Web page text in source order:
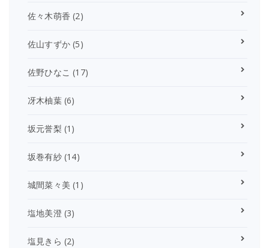
佐々木萌香 (2)
佐山すずか (5)
佐野ひなこ (17)
冴木柚葉(6)
坂元誉梨 (1)
坂巻有紗(14)
城間菜々美 (1)
塩地美澄(3)
塩見きら (2)